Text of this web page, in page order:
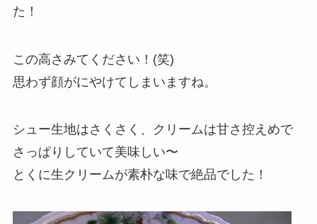
た！
この高さみてください！(笑)
思わず顔がにやけてしまいますね。
シュー生地はさくさく、クリームは甘さ控えめで
さっぱりしていて美味しい〜
とくに生クリームが素朴な味で絶品でした！